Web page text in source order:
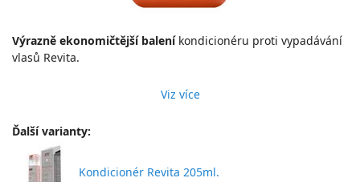
Výrazně ekonomičtější baleníkondicionéru proti vypadávání
vlasů Revita.
Viz více
Ďalší varianty:
Kondicionér Revita 205ml.